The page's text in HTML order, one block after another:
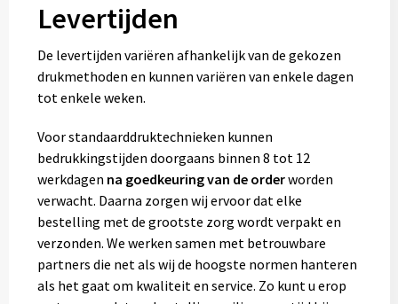
Levertijden
De levertijden variëren afhankelijk van de gekozen
drukmethoden en kunnen variëren van enkele dagen
tot enkele weken.
Voor standaarddruktechnieken kunnen
bedrukkingstijden doorgaans binnen 8 tot 12
werkdagen na goedkeuring van de orderworden
verwacht. Daarna zorgen wij ervoor dat elke
bestelling met de grootste zorg wordt verpakt en
verzonden. We werken samen met betrouwbare
partners die net als wij de hoogste normen hanteren
als het gaat om kwaliteit en service. Zo kunt u erop